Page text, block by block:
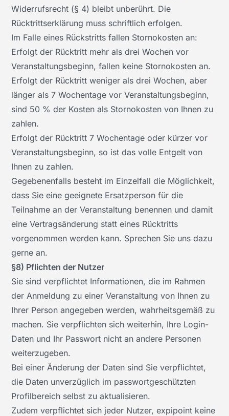
Widerrufsrecht (§ 4) bleibt unberührt. Die
Rücktrittserklärung muss schriftlich erfolgen.
Im Falle eines Rückstritts fallen Stornokosten an:
Erfolgt der Rücktritt mehr als drei Wochen vor
Veranstaltungsbeginn, fallen keine Stornokosten an.
Erfolgt der Rücktritt weniger als drei Wochen, aber
länger als 7 Wochentage vor Veranstaltungsbeginn,
sind 50 % der Kosten als Stornokosten von Ihnen zu
zahlen.
Erfolgt der Rücktritt 7 Wochentage oder kürzer vor
Veranstaltungsbeginn, so ist das volle Entgelt von
Ihnen zu zahlen.
Gegebenenfalls besteht im Einzelfall die Möglichkeit,
dass Sie eine geeignete Ersatzperson für die
Teilnahme an der Veranstaltung benennen und damit
eine Vertragsänderung statt eines Rücktritts
vorgenommen werden kann. Sprechen Sie uns dazu
gerne an.
§8) Pflichten der Nutzer
Sie sind verpflichtet Informationen, die im Rahmen
der Anmeldung zu einer Veranstaltung von Ihnen zu
Ihrer Person angegeben werden, wahrheitsgemäß zu
machen. Sie verpflichten sich weiterhin, Ihre Login-
Daten und Ihr Passwort nicht an andere Personen
weiterzugeben.
Bei einer Änderung der Daten sind Sie verpflichtet,
die Daten unverzüglich im passwortgeschützten
Profilbereich selbst zu aktualisieren.
Zudem verpflichtet sich jeder Nutzer, expipoint keine